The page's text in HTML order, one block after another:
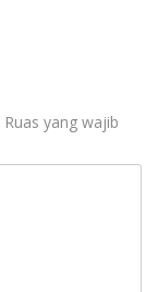
Ruas yang wajib